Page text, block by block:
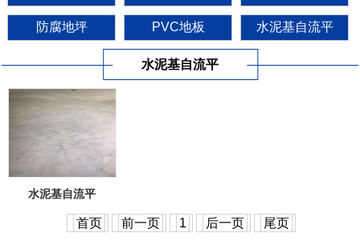
防腐地坪 PVC地板 水泥基自流平
水泥基自流平
水泥基自流平
首页 前一页 1 后一页 尾页